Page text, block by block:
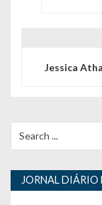
ã
o
d
Jessica
for:
JORNAL DIÁRIO